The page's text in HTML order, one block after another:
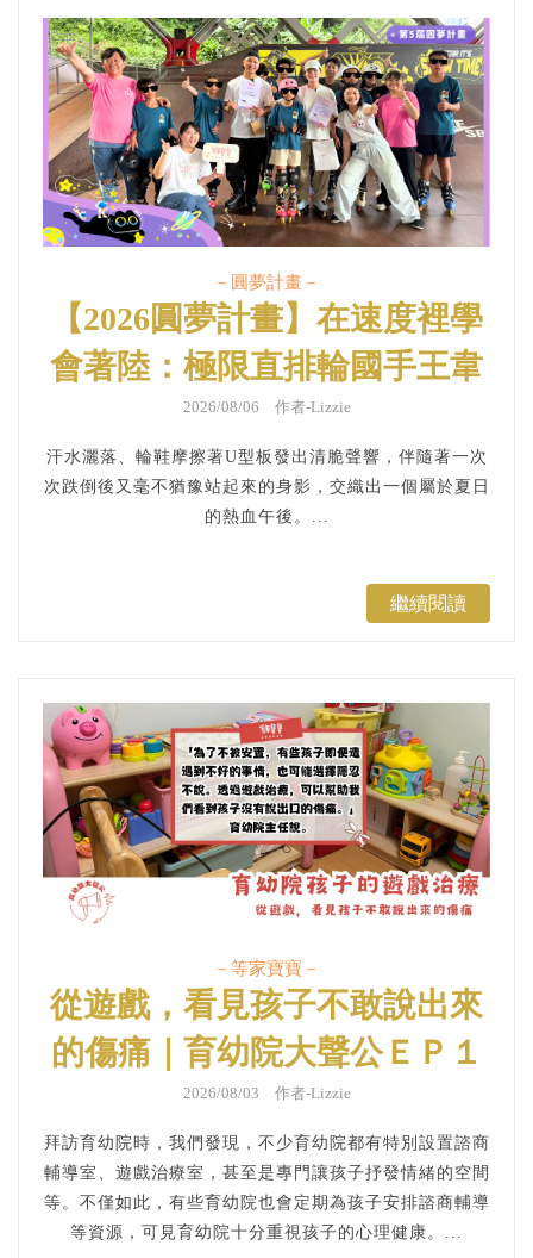
－圓夢計畫－
【2026圓夢計畫】在速度裡學
會著陸：極限直排輪國手王韋
傑與育幼院少年的夢想傳承
2026/08/06 作者-Lizzie
汗水灑落、輪鞋摩擦著U型板發出清脆聲響，伴隨著一次
次跌倒後又毫不猶豫站起來的身影，交織出一個屬於夏日
的熱血午後。...
繼續閱讀
－等家寶寶－
從遊戲，看見孩子不敢說出來
的傷痛｜育幼院大聲公ＥＰ１
１２
2026/08/03 作者-Lizzie
拜訪育幼院時，我們發現，不少育幼院都有特別設置諮商
輔導室、遊戲治療室，甚至是專門讓孩子抒發情緒的空間
等。不僅如此，有些育幼院也會定期為孩子安排諮商輔導
等資源，可見育幼院十分重視孩子的心理健康。...